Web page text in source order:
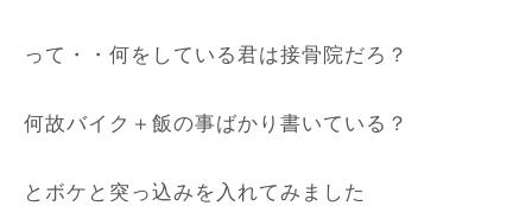
って・・何をしている君は接骨院だろ？
何故バイク＋飯の事ばかり書いている？
とボケと突っ込みを入れてみました